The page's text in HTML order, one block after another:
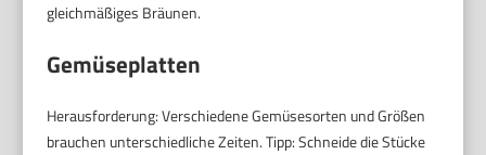
gleichmäßiges Bräunen.
Gemüseplatten
Herausforderung: Verschiedene Gemüsesorten und Größen
brauchen unterschiedliche Zeiten. Tipp: Schneide die Stücke